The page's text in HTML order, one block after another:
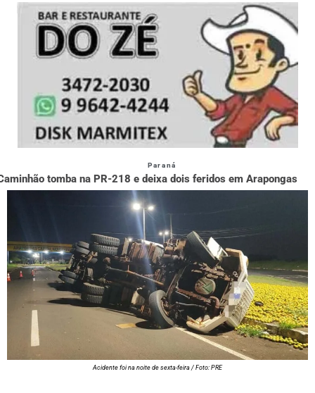
Paraná
tomba na PR-218 e deixa dois feridos em Arapongas
Acidente foi na noite de sexta-feira / Foto: PRE